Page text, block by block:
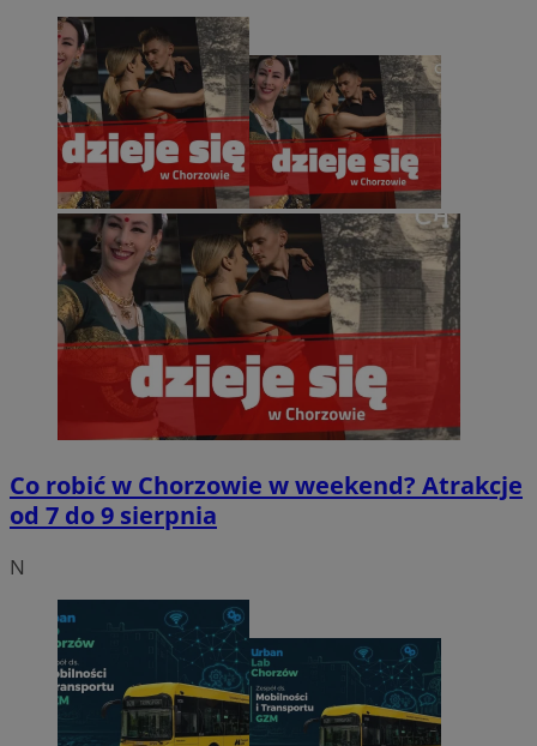
Co robić w Chorzowie w weekend? Atrakcje
od 7 do 9 sierpnia
N